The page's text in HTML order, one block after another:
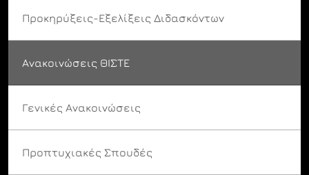
Προκηρύξεις-Εξελίξεις Διδασκόντων
Ανακοινώσεις ΘΙΣΤΕ
Γενικές Ανακοινώσεις
Προπτυχιακές Σπουδές